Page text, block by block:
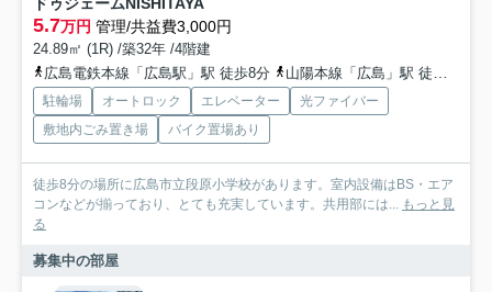
5.7万円 管理/共益費3,000円
24.89㎡ (1R) /築32年 /4階建
広島電鉄本線「広島駅」駅 徒歩8分
山陽本線「広島」駅 徒歩8分
駐輪場 オートロック エレベーター
光ファイバー
敷地内ごみ置き場
バイク置場あり
徒歩8分の場所に広島市立段原小学校があります。室内設備はBS・エア
コンなどが揃っており、とても充実しています。共用部には... もっと見
る
募集中の部屋